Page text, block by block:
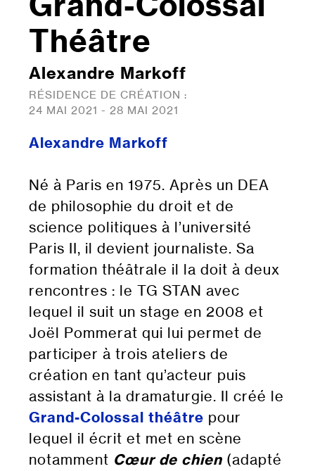
Théâtre
Alexandre Markoff
RÉSIDENCE DE CRÉATION :
24 MAI 2021 - 28 MAI 2021
Alexandre Markoff
Né à Paris en 1975. Après un DEA
de philosophie du droit et de
science politiques à l’université
Paris II, il devient journaliste. Sa
formation théâtrale il la doit à deux
rencontres : le TG STAN avec
lequel il suit un stage en 2008 et
Joël Pommerat qui lui permet de
participer à trois ateliers de
création en tant qu’acteur puis
assistant à la dramaturgie. Il créé le
Grand-Colossal théâtre pour
lequel il écrit et met en scène
notamment Cœur de chien (adapté